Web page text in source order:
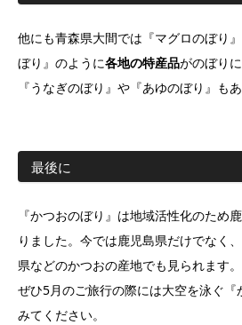
他にも青森県大間では『マグロのぼり
ぼり』のように各地の特産品がのぼり
『うなぎのぼり』や『あゆのぼり』もあ
最後に
『かつおのぼり』は地域活性化のため
りました。今では鹿児島県だけでなく
県などのかつおの産地でも見られます。
ぜひ5月のご旅行の際には大空を泳ぐ『
みてください。